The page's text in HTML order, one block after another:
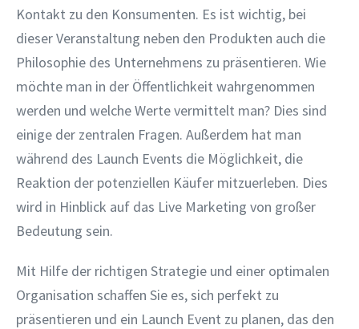
Kontakt zu den Konsumenten. Es ist wichtig, bei
dieser Veranstaltung neben den Produkten auch die
Philosophie des Unternehmens zu präsentieren. Wie
möchte man in der Öffentlichkeit wahrgenommen
werden und welche Werte vermittelt man? Dies sind
einige der zentralen Fragen. Außerdem hat man
während des Launch Events die Möglichkeit, die
Reaktion der potenziellen Käufer mitzuerleben. Dies
wird in Hinblick auf das Live Marketing von großer
Bedeutung sein.
Mit Hilfe der richtigen Strategie und einer optimalen
Organisation schaffen Sie es, sich perfekt zu
präsentieren und ein Launch Event zu planen, das den